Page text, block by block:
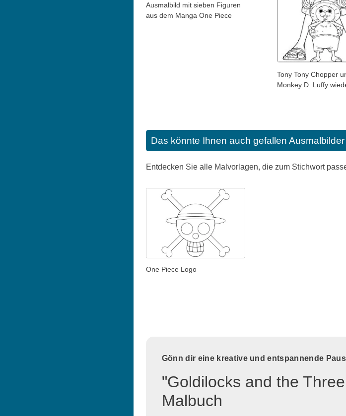
Ausmalbild mit sieben Figuren
aus dem Manga One Piece
Tony Tony Chopper
Monkey D. Luffy
Das könnte Ihnen auch gefallen
Entdecken Sie alle Malvorlagen, die zum Stichwort
One Piece Logo
Gönn dir eine kreative und entspannende
"Goldilocks and the
Malbuch